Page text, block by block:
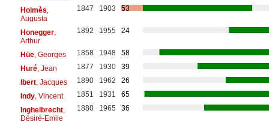
Holmès
Augusta
1847 1903 53
Honegger,
Arthur
1892 1955 24
Hüe, Georges 1858 1948
58
Huré, Jean 1877 1930
39
Ibert, Jacques 1890 1962
26
Indy, Vincent 1851 1931
65
Inghelbrecht,
Désiré-Emile
1880 1965 36